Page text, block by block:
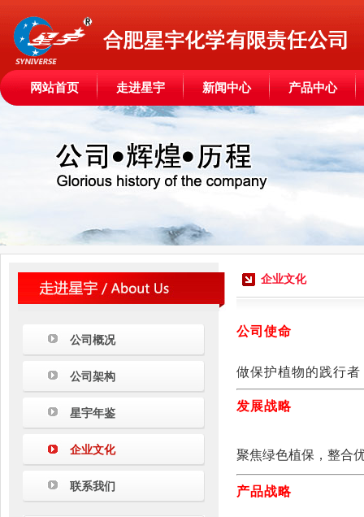
网站首页 走进星宇 新闻中心 产品中心
公司概况
公司架构
星宇年鉴
企业文化
联系我们
企业文化
公司使命
做保护植物的践行
发展战略
聚焦绿色植保，整合
产品战略